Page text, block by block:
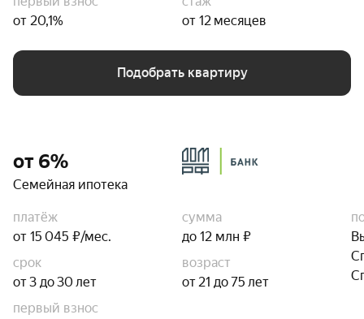
от 20,1%
от 12 месяцев
Подобрать квартиру
от 6%
Семейная ипотека
платёж
от 15 045 ₽/мес.
сумма
до 12 млн ₽
срок
от 3 до 30 лет
возраст
от 21 до 75 лет
первый взнос